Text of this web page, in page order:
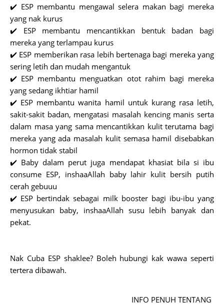
✔️ ESP membantu mengawal selera makan bagi mereka
yang nak kurus
✔️ ESP membantu mencantikkan bentuk badan bagi
mereka yang terlampau kurus
✔️ ESP memberikan rasa lebih bertenaga bagi mereka yang
sering letih dan mudah mengantuk
✔️ ESP membantu menguatkan otot rahim bagi mereka
yang sedang ikhtiar hamil
✔️ ESP membantu wanita hamil untuk kurang rasa letih,
sakit-sakit badan, mengatasi masalah kencing manis serta
dalam masa yang sama mencantikkan kulit terutama bagi
mereka yang ada masalah kulit semasa hamil disebabkan
hormon tidak stabil
✔️ Baby dalam perut juga mendapat khasiat bila si ibu
consume ESP, inshaaAllah baby lahir kulit bersih putih
cerah gebuuu
✔️ ESP bertindak sebagai milk booster bagi ibu-ibu yang
menyusukan baby, inshaaAllah susu lebih banyak dan
pekat.
Nak Cuba ESP shaklee? Boleh hubungi kak wawa seperti
tertera dibawah.
INFO PENUH TENTANG